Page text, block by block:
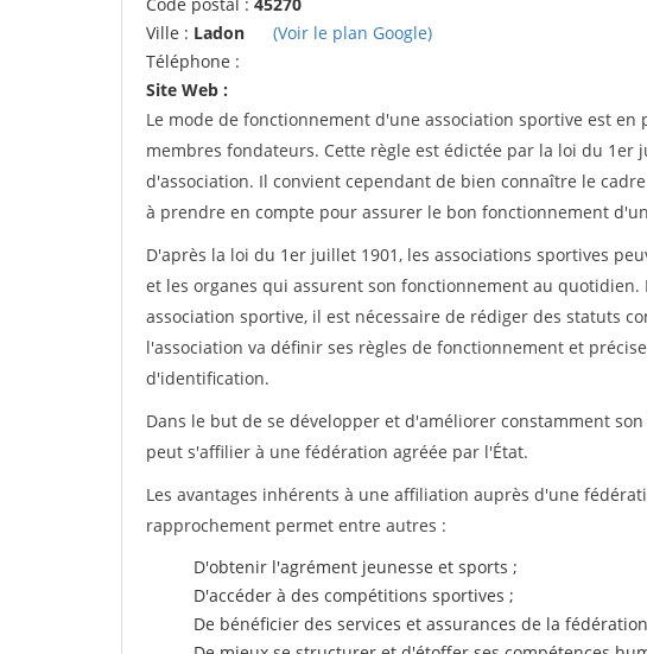
Ville : Ladon
(Voir le plan Google)
Téléphone :
Site Web :
Le mode de fonctionnement d'une association sportive est
membres fondateurs. Cette règle est édictée par la loi du 1er
d'association. Il convient cependant de bien connaître le
à prendre en compte pour assurer le bon fonctionnement
D'après la loi du 1er juillet 1901, les associations sportives
et les organes qui assurent son fonctionnement au
association sportive, il est nécessaire de rédiger des statuts
l'association va définir ses règles de fonctionnement et
d'identification.
Dans le but de se développer et d'améliorer constamment
peut s'affilier à une fédération agréée par l'État.
Les avantages inhérents à une affiliation auprès d'une
rapprochement permet entre autres :
D'obtenir l'agrément jeunesse et sports ;
D'accéder à des compétitions sportives ;
De bénéficier des services et assurances de la